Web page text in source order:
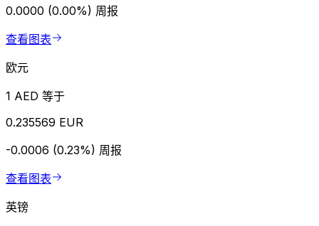
0.0000 (0.00%) 周报
查看图表
欧元
1 AED 等于
0.235569 EUR
-0.0006 (0.23%) 周报
查看图表
英镑